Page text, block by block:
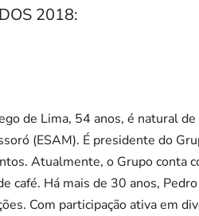
2018:
de Lima, 54 anos, é natural
(ESAM). É presidente do
Atualmente, o Grupo conta
café. Há mais de 30 anos,
Com participação ativa em